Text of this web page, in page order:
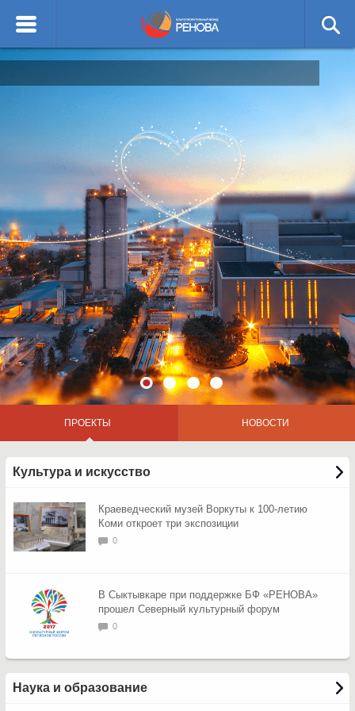
Благотворительный
ПРОЕКТЫ НОВОСТИ
Культура и искусство
Краеведческий музей Воркуты к 100-летию
Коми откроет три экспозиции
0
В Сыктывкаре при поддержке БФ «РЕНОВА»
прошел Северный культурный форум
0
Наука и образование
English
НАПРАВЛЕНИЯ ДЕЯТЕЛЬНОСТИ